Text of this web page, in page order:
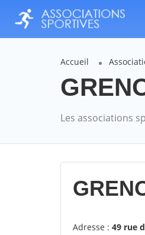
Accueil
Les associations
Adresse : 49 rue